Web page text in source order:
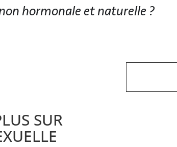
hormonale et naturelle ?
SUR